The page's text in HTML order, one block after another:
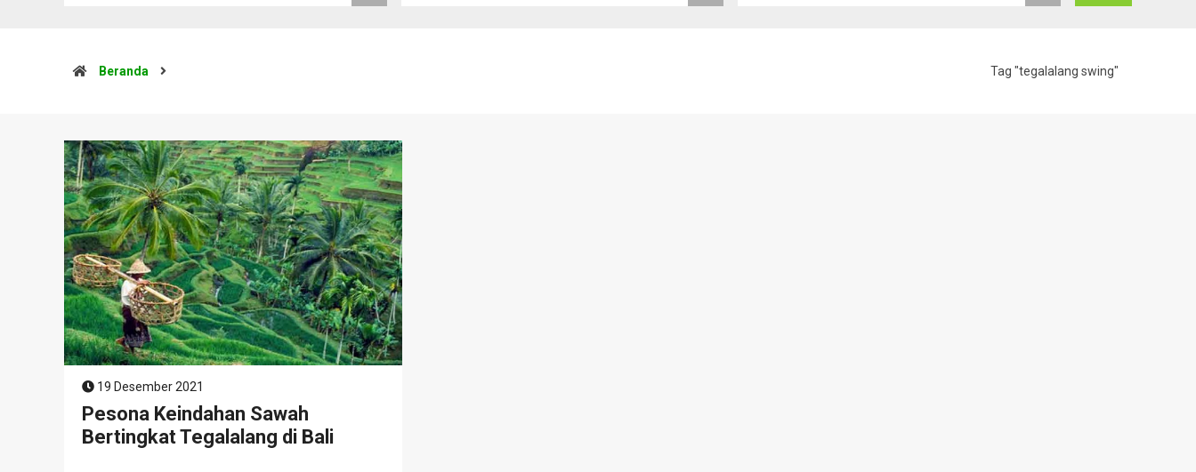
Beranda Tag "tegalalang swing"
19 Desember 2021
Pesona Keindahan Sawah
Bertingkat Tegalalang di Bali